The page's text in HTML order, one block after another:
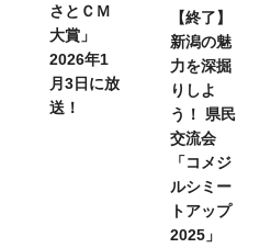
さとＣＭ
大賞」
2026年1
月3日に放
送！
【終了】
新潟の魅
力を深掘
りしよ
う！
県民
交流会
「コメジ
ルシミー
トアップ
2025」